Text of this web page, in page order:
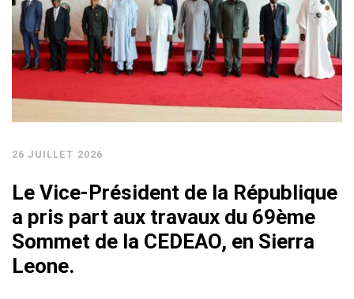
26 JUILLET 2026
Le Vice-Président de la République
a pris part aux travaux du 69ème
Sommet de la CEDEAO, en Sierra
Leone.